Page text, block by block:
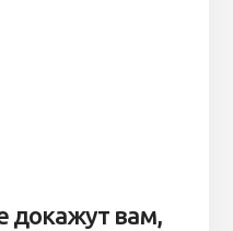
докажут вам,